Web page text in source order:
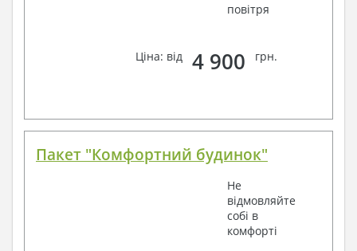
повітря
Ціна: від 4 900 грн.
Пакет "Комфортний будинок"
Не
відмовляйте
собі в
комфорті